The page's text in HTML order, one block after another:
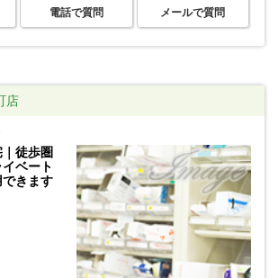
電話で質問 メールで質問
店
徒歩圏
ベート
きます